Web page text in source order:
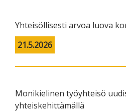
Yhteisöllisesti arvoa luova
21.5.2026
Monikielinen työyhteisö
yhteiskehittämällä